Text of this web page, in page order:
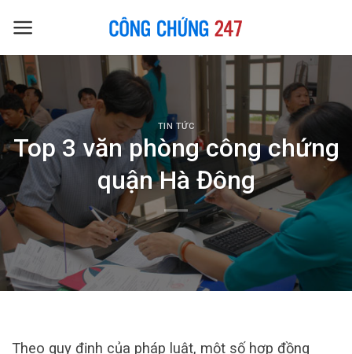
TIN TỨC
Top 3 văn phòng công chứng
quận Hà Đông
Theo quy định của pháp luật, một số hợp đồng